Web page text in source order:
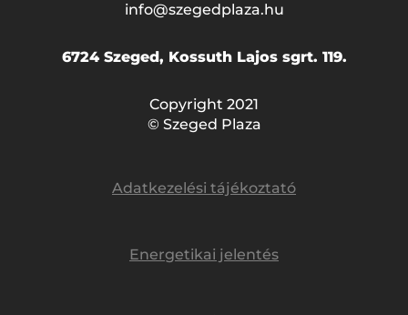
info@szegedplaza.hu
6724 Szeged, Kossuth Lajos sgrt. 119.
Copyright 2021
© Szeged Plaza
Adatkezelési tájékoztató
Energetikai jelentés